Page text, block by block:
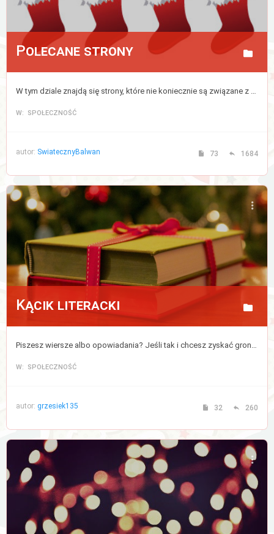
Polecane strony
W tym dziale znajdą się strony, które nie koniecznie są związane z tematyką świąteczną, lecz są przez nas gorąco polecane.
W: SPOŁECZNOŚĆ
autor: SwiatecznyBalwan 73 1684
Kącik literacki
Piszesz wiersze albo opowiadania? Jeśli tak i chcesz zyskać grono czytelników to opublikuj tutaj swoją twórczość.
W: SPOŁECZNOŚĆ
autor: grzesiek135 32 260